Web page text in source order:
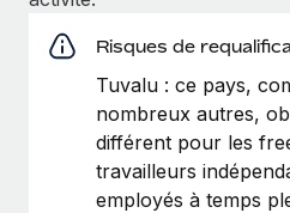
Risques de
Tuvalu : ce pays,
nombreux autres,
différent pour les
travailleurs
employés à temps